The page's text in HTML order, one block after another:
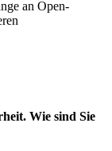
an Open-
Wie sind Sie